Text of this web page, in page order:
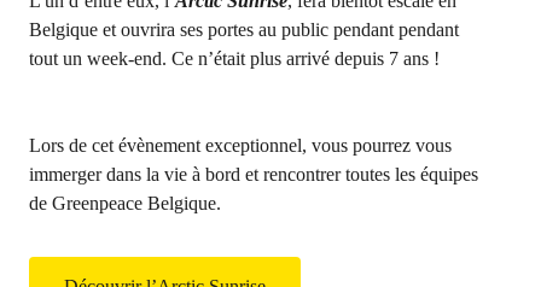
Belgique et ouvrira ses portes au public pendant pendant
tout un week-end. Ce n’était plus arrivé depuis 7 ans !
Lors de cet évènement exceptionnel, vous pourrez vous
immerger dans la vie à bord et rencontrer toutes les équipes
de Greenpeace Belgique.